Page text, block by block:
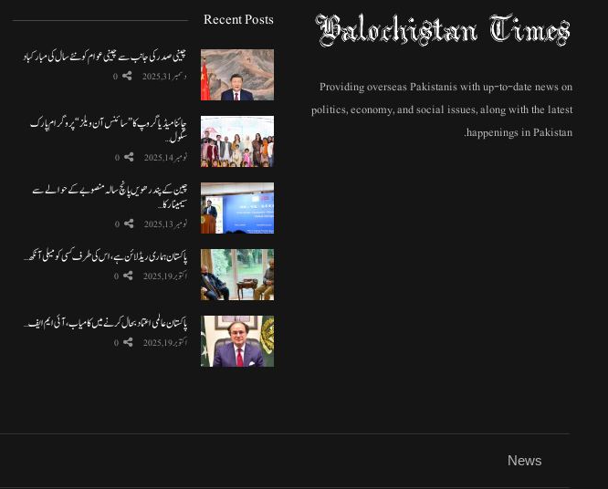
Providing overseas Pakistanis with up-to-date news on
politics, economy, and social issues, along with the latest
happenings in Pakistan.
Recent Posts
چینی صدر کی جانب سے چینی عوام کو نئے سال کی مبارکباد
دسمبر 31, 2025
چائنا میڈیا گروپ کا ”سائنس آن ویلز“ پروگرام پارک
سکول…
نومبر 14, 2025
چین کے پندرھویں پانچ سالہ منصوبے کے حوالے سے
سیمینار کا…
نومبر 13, 2025
پاکستان ہماری ریڈ لائن ہے، اس کی طرف کسی کو میلی آنکھ…
اکتوبر 19, 2025
پاکستان عالمی اعتماد بحال کرنے میں کامیاب، آئی ایم ایف…
اکتوبر 19, 2025
News